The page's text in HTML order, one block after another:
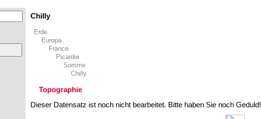
Chilly
Erde
Europa
France
Picardie
Somme
Chilly
Topographie
Dieser Datensatz ist noch nicht bearbeitet. Bitte haben Sie noch Geduld!